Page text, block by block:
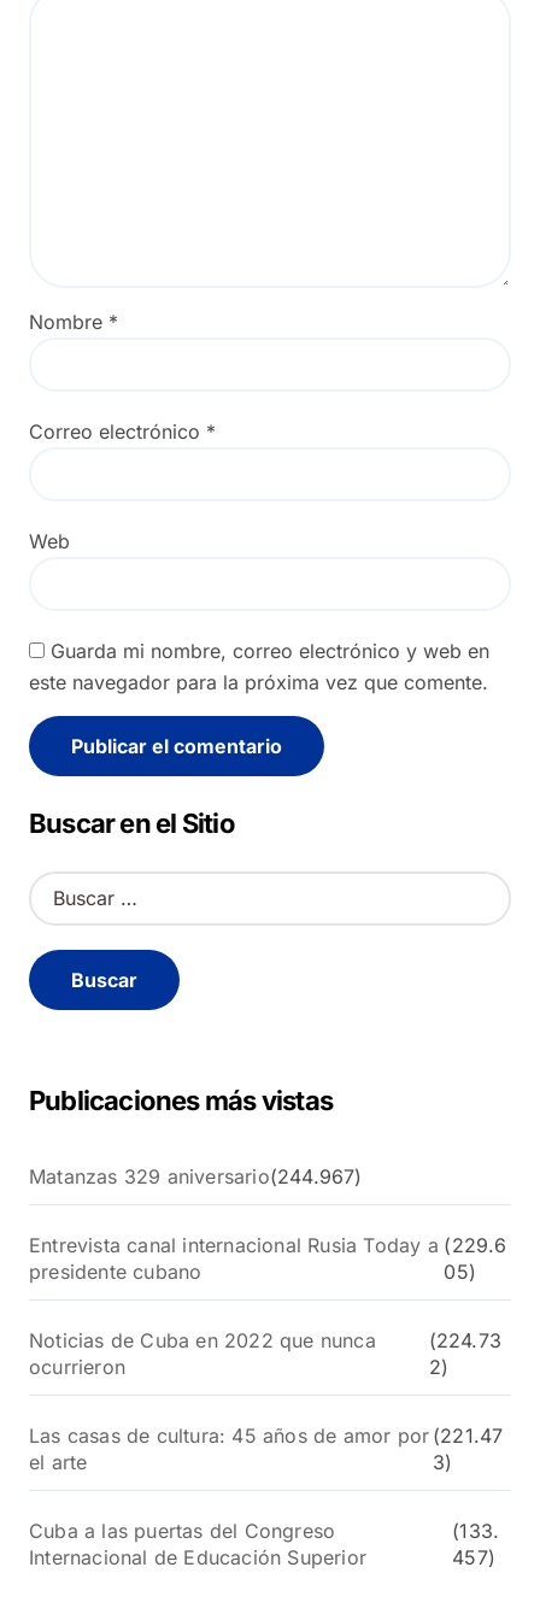
Nombre *
Correo electrónico *
Web
Guarda mi nombre, correo electrónico y web en
este navegador para la próxima vez que comente.
Buscar en el Sitio
B
u
c
a
Publicaciones más vistas
Matanzas 329 aniversario(244.967)
Entrevista canal internacional Rusia Today a
presidente cubano
(229.6
05)
Noticias de Cuba en 2022 que nunca
ocurrieron
(224.73
2)
Las casas de cultura: 45 años de amor por
el arte
(221.47
3)
Cuba a las puertas del Congreso
Internacional de Educación Superior
(133.
457)